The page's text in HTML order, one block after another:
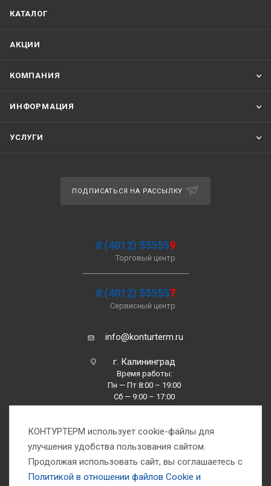
КАТАЛОГ
АКЦИИ
КОМПАНИЯ
ИНФОРМАЦИЯ
УСЛУГИ
ПОДПИСАТЬСЯ НА РАССЫЛКУ
8 (4012) 555559
Торговый центр
8 (4012) 555557
Сервисный центр
info@konturterm.ru
г. Калининград
Время работы:
Пн — Пт 8:00 – 19:00
Сб — 9:00 – 17:00
Вс —10:00 – 16:00
КОНТУРТЕРМ использует cookie-файлы для
улучшения удобства пользования сайтом.
Продолжая использовать сайт, вы соглашаетесь с
Политикой в отношении файлов Сookie и